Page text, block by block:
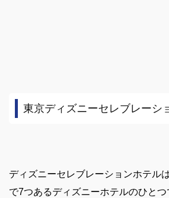
東京ディズニーセレブレーシ
ディズニーセレブレーションホテル
で7つあるディズニーホテルのひとつ